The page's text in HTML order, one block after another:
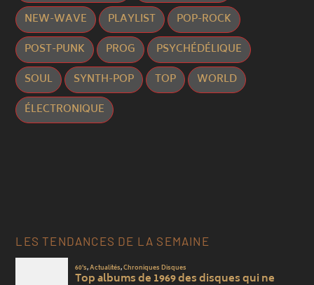
NEW-WAVE
PLAYLIST
POP-ROCK
POST-PUNK
PROG
PSYCHÉDÉLIQUE
SOUL
SYNTH-POP TOP
WORLD
ÉLECTRONIQUE
LES TENDANCES DE LA SEMAINE